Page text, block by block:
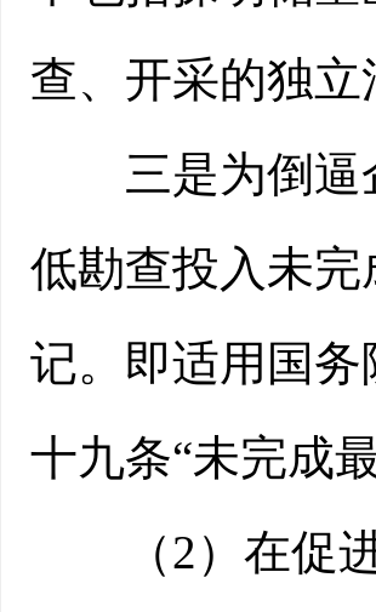
查、开采的独
三是为倒逼企
低勘查投入未
记。即适用国
十九条“未完成
（2）在促进